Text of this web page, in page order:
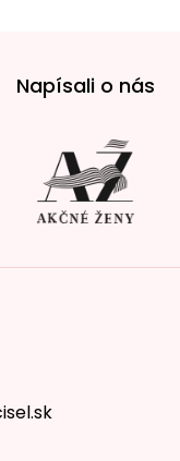
Napísali o nás